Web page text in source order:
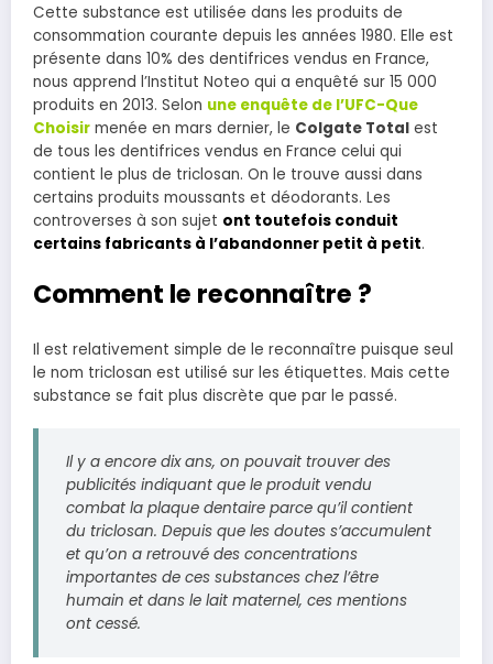
Cette substance est utilisée dans les produits de
consommation courante depuis les années 1980. Elle est
présente dans 10% des dentifrices vendus en France,
nous apprend l’Institut Noteo qui a enquêté sur 15 000
produits en 2013. Selon une enquête de l’UFC-Que
Choisir menée en mars dernier, le Colgate Total est
de tous les dentifrices vendus en France celui qui
contient le plus de triclosan. On le trouve aussi dans
certains produits moussants et déodorants. Les
controverses à son sujet ont toutefois conduit
certains fabricants à l’abandonner petit à petit.
Comment le reconnaître ?
Il est relativement simple de le reconnaître puisque seul
le nom triclosan est utilisé sur les étiquettes. Mais cette
substance se fait plus discrète que par le passé.
Il y a encore dix ans, on pouvait trouver des
publicités indiquant que le produit vendu
combat la plaque dentaire parce qu’il contient
du triclosan. Depuis que les doutes s’accumulent
et qu’on a retrouvé des concentrations
importantes de ces substances chez l’être
humain et dans le lait maternel, ces mentions
ont cessé.